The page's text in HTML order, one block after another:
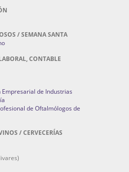
/ SEMANA SANTA
CONTABLE
de Industrias
de Oftalmólogos de
/ CERVECERÍAS